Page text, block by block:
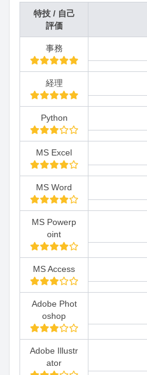
特技 / 自己
評価
事務
経理
Python
MS Excel
MS Word
MS Powerp
oint
MS Access
Adobe Phot
oshop
Adobe Illustr
ator